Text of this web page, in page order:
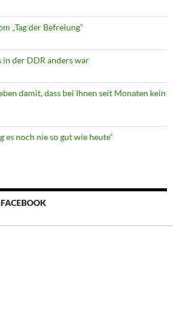
„Tag der Befreiung“
in der DDR anders war
damit, dass bei Ihnen seit Monaten kein
es noch nie so gut wie heute“